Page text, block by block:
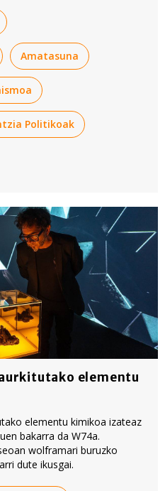
Amatasuna
Politikoak
elementu
elementu kimikoa izateaz
bakarra da W74a.
wolframari buruzko
dute ikusgai.